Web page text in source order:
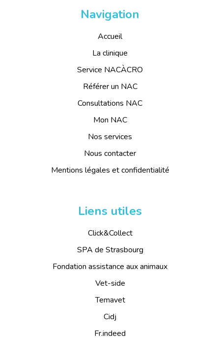
Navigation
Accueil
La clinique
Service NACÀCRO
Référer un NAC
Consultations NAC
Mon NAC
Nos services
Nous contacter
Mentions légales et confidentialité
Liens utiles
Click&Collect
SPA de Strasbourg
Fondation assistance aux animaux
Vet-side
Temavet
Cidj
Fr.indeed